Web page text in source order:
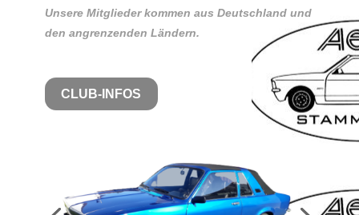
Unsere Mitglieder kommen aus Deutschland und
den angrenzenden Ländern.
CLUB-INFOS